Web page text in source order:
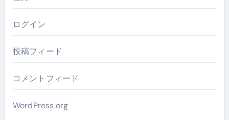
ログイン
投稿フィード
コメントフィード
WordPress.org